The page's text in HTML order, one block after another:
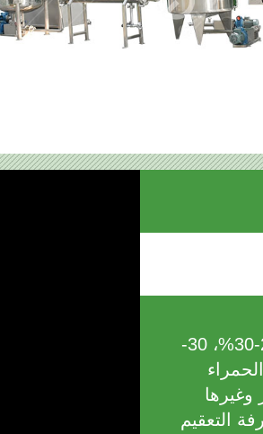
يمكن لخط إنتاج معجون الطماطم أن يصنع 28-30%، 30-
وغيرها
التعقيم